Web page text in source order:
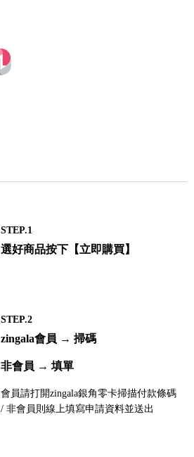
STEP.1
選好商品按下【立即購買】
STEP.2
zingala會員 → 掃碼
非會員 → 填單
會員請打開zingala銀角零卡掃描付款條碼
/ 非會員則線上填寫申請資料並送出